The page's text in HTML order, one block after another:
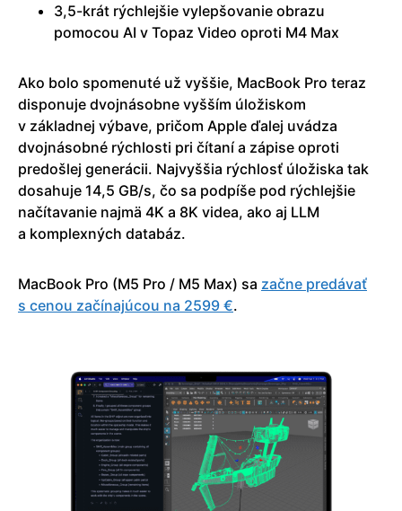
3,5-krát rýchlejšie vylepšovanie obrazu
pomocou AI v Topaz Video oproti M4 Max
Ako bolo spomenuté už vyššie, MacBook Pro teraz
disponuje dvojnásobne vyšším úložiskom
v základnej výbave, pričom Apple ďalej uvádza
dvojnásobné rýchlosti pri čítaní a zápise oproti
predošlej generácii. Najvyššia rýchlosť úložiska tak
dosahuje 14,5 GB/s, čo sa podpíše pod rýchlejšie
načítavanie najmä 4K a 8K videa, ako aj LLM
a komplexných databáz.
MacBook Pro (M5 Pro / M5 Max) sa začne predávať
s cenou začínajúcou na 2599 €.